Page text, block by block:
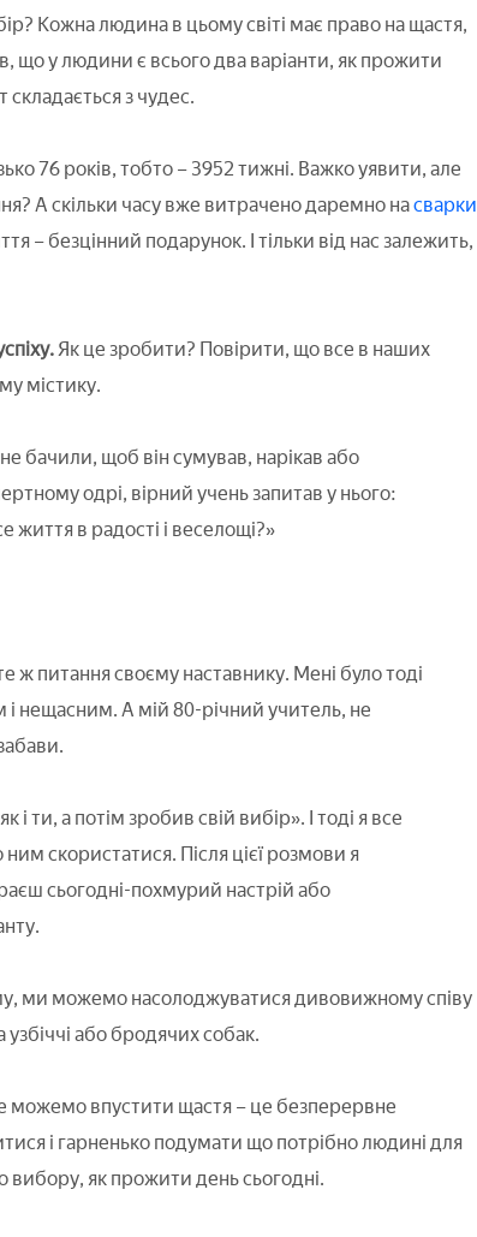
Кожна людина в цьому світі має право на щастя,
що у людини є всього два варіанти, як прожити
з чудес.
76 років, тобто – 3952 тижні. Важко уявити, але
А скільки часу вже витрачено даремно насварки
– безцінний подарунок. І тільки від нас залежить,
Як це зробити? Повірити, що все в наших
містику.
бачили, щоб він сумував, нарікав або
одрі, вірний учень запитав у нього:
в радості і веселощі?»
ж питання своєму наставнику. Мені було тоді
і нещасним. А мій 80-річний учитель, не
ти, а потім зробив свій вибір». І тоді я все
скористатися. Після цієї розмови я
сьогодні-похмурий настрій або
ми можемо насолоджуватися дивовижному співу
або бродячих собак.
можемо впустити щастя – це безперервне
і гарненько подумати що потрібно людині для
вибору, як прожити день сьогодні.